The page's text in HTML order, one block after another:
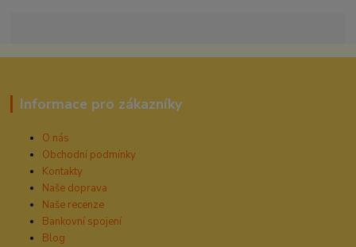
Informace pro zákazníky
O nás
Obchodní podmínky
Kontakty
Naše doprava
Naše recenze
Bankovní spojení
Blog